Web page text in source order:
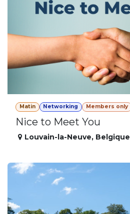
Matin Networking Members only
Nice to Meet You
Louvain-la-Neuve, Belgique